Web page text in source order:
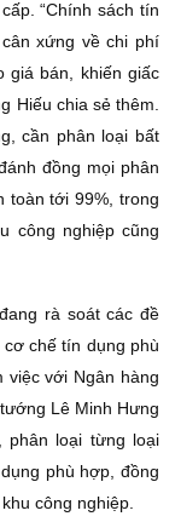
“Chính sách tín
xứng về chi phí
giá bán, khiến giấc
Hiếu chia sẻ thêm.
cần phân loại bất
đồng mọi phân
toàn tới 99%, trong
công nghiệp cũng
rà soát các đề
chế tín dụng phù
việc với Ngân hàng
Lê Minh Hưng
phân loại từng loại
phù hợp, đồng
công nghiệp.